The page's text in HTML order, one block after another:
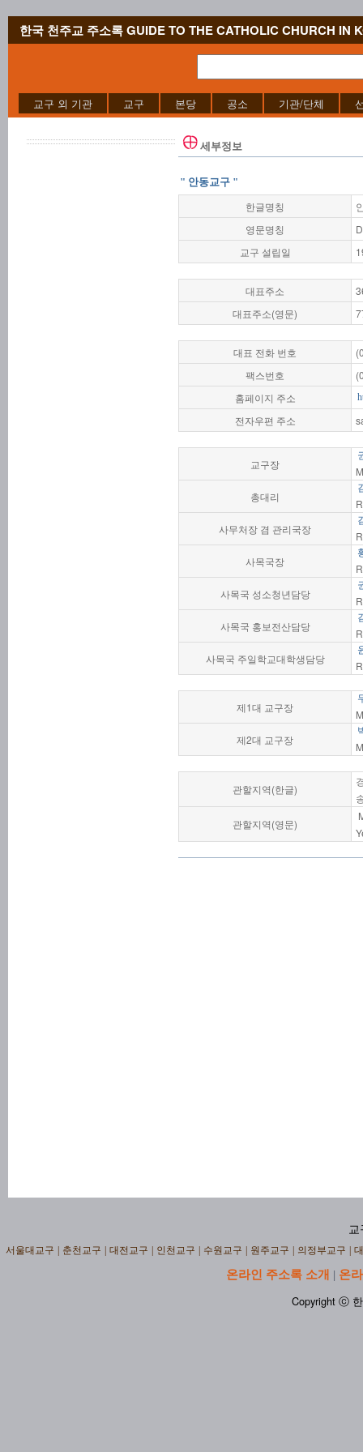
한국 천주교 주소록 GUIDE TO THE CATHOLIC CHURCH IN
교구 외 기관 교구 본당 공소 기관/단체
세부정보
" 안동교구 "
한글명칭
영문명칭
교구 설립일
대표주소
대표주소(영문)
대표 전화 번호
팩스번호
홈페이지 주소
전자우편 주소
교구장
총대리
사무처장 겸 관리국장
사목국장
사목국 성소청년담당
사목국 홍보전산담당
사목국 주일학교대학생담당
제1대 교구장
제2대 교구장
관할지역(한글)
관할지역(영문)
교
서울대교구 춘천교구 대전교구 인천교구 수원교구 원주교구 의정부교구
온라인 주소록 소개 | 온
Copyright ⓒ